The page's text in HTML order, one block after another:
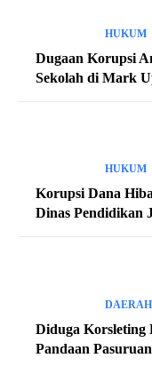
HUKUM
Dugaan Korupsi
Sekolah di Mark
HUKUM
Korupsi Dana
Dinas Pendidikan
DAERAH
Diduga
Pandaan